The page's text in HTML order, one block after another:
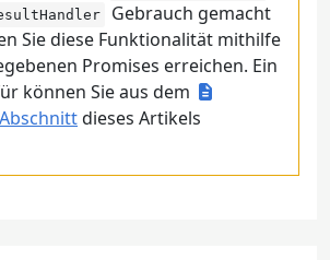
Gebrauch gemacht
Sie diese Funktionalität mithilfe
Promises erreichen. Ein
können Sie aus dem
dieses Artikels